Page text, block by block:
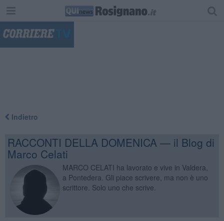
Indietro
RACCONTI DELLA DOMENICA — il Blog di
Marco Celati
MARCO CELATI ha lavorato e vive in Valdera,
a Pontedera. Gli piace scrivere, ma non è uno
scrittore. Solo uno che scrive.